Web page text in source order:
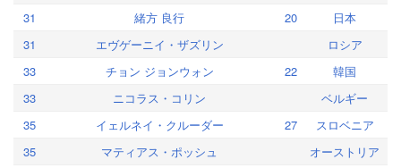
31
緒方 良行 20
日本
31
エヴゲーニイ・ザズリン
ロシア
33
チョン ジョンウォン 22
韓国
33
ニコラス・コリン
ベルギー
35
イェルネイ・クルーダー 27
スロベニア
35
マティアス・ポッシュ
オーストリア